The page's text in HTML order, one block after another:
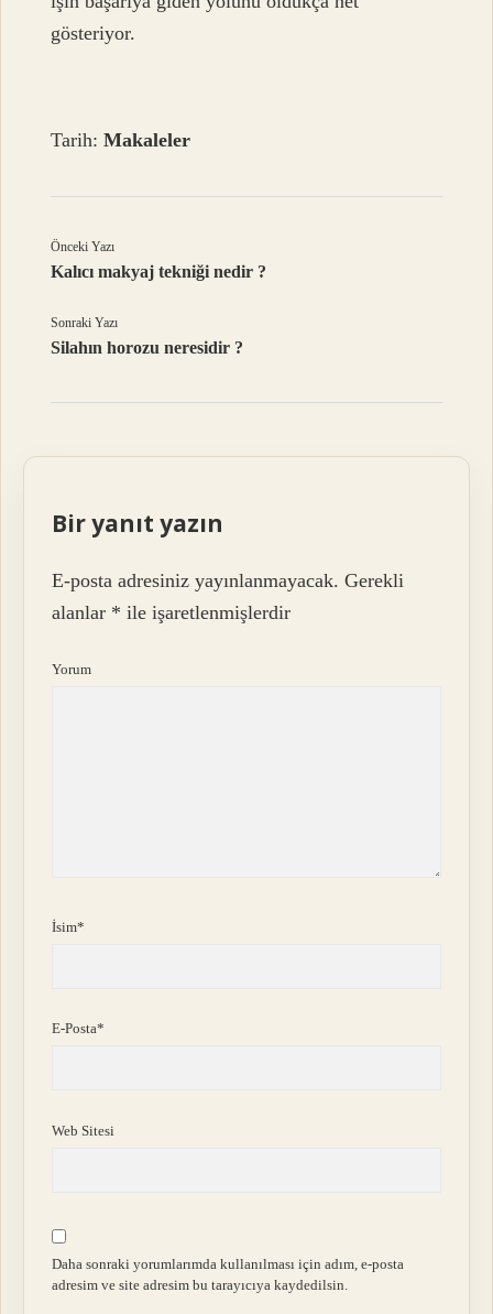
gösteriyor.
Tarih:Makaleler
Önceki Yazı
Kalıcı makyaj tekniği nedir ?
Sonraki Yazı
Silahın horozu neresidir ?
Bir yanıt yazın
E-posta adresiniz yayınlanmayacak. Gerekli
alanlar * ile işaretlenmişlerdir
Yorum
İsim*
E-Posta*
Web Sitesi
Daha sonraki yorumlarımda kullanılması için adım, e-posta
adresim ve site adresim bu tarayıcıya kaydedilsin.